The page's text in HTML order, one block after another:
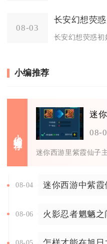
08-03
长安幻想荧
小编推荐
08-
08-04
08-06